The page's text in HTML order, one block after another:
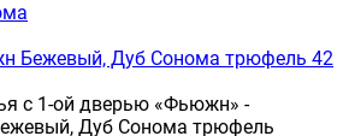
Бежевый, Дуб Сонома трюфель 42
с 1-ой дверью «Фьюжн» -
Дуб Сонома трюфель